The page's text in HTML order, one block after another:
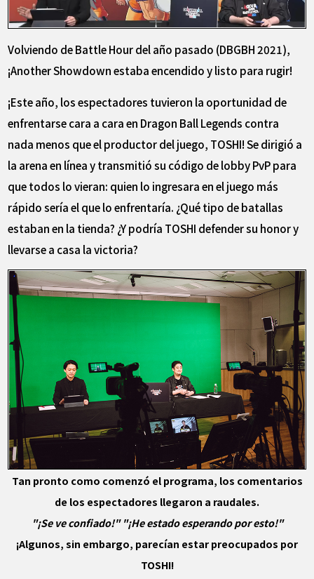
Volviendo de Battle Hour del año pasado (DBGBH 2021),
¡Another Showdown estaba encendido y listo para rugir!
¡Este año, los espectadores tuvieron la oportunidad de
enfrentarse cara a cara en Dragon Ball Legends contra
nada menos que el productor del juego, TOSHI! Se dirigió a
la arena en línea y transmitió su código de lobby PvP para
que todos lo vieran: quien lo ingresara en el juego más
rápido sería el que lo enfrentaría. ¿Qué tipo de batallas
estaban en la tienda? ¿Y podría TOSHI defender su honor y
llevarse a casa la victoria?
Tan pronto como comenzó el programa, los comentarios
de los espectadores llegaron a raudales.
"¡Se ve confiado!" "¡He estado esperando por esto!"
¡Algunos, sin embargo, parecían estar preocupados por
TOSHI!